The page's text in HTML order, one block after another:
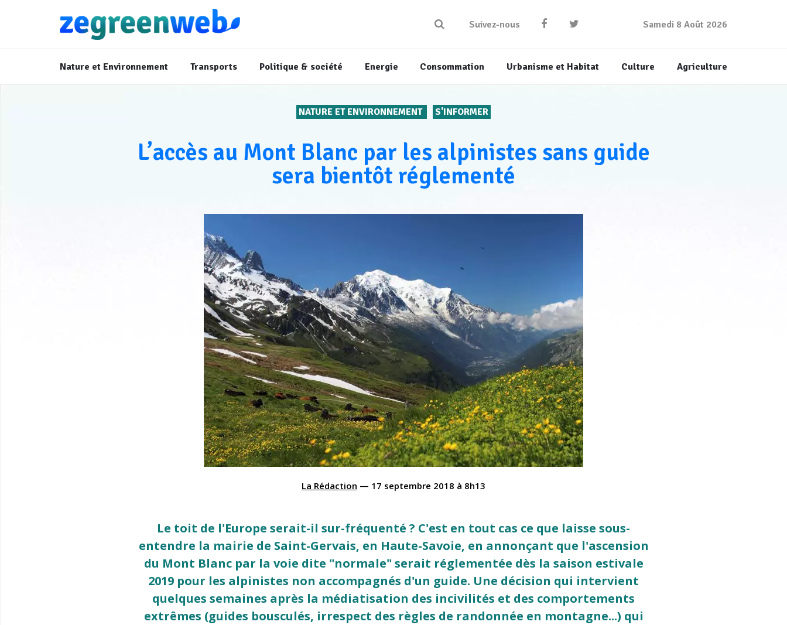
Suivez-nous Samedi 8 Août 2026
Nature et Environnement Transports Politique & société Energie Consommation Urbanisme et Habitat Culture Agriculture
NATURE ET ENVIRONNEMENT S'INFORMER
L’accès au Mont Blanc par les alpinistes sans guide
sera bientôt réglementé
La Rédaction — 17 septembre 2018 à 8h13
Le toit de l'Europe serait-il sur-fréquenté ? C'est en tout cas ce que laisse sous-
entendre la mairie de Saint-Gervais, en Haute-Savoie, en annonçant que l'ascension
du Mont Blanc par la voie dite "normale" serait réglementée dès la saison estivale
2019 pour les alpinistes non accompagnés d'un guide. Une décision qui intervient
quelques semaines après la médiatisation des incivilités et des comportements
extrêmes (guides bousculés, irrespect des règles de randonnée en montagne...) qui